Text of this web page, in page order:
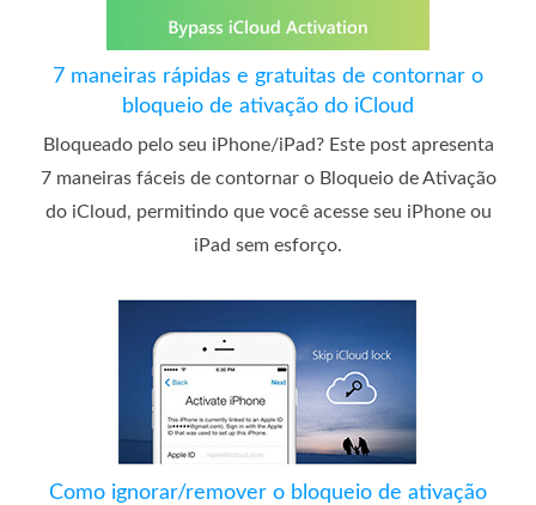
7 maneiras rápidas e gratuitas de contornar o
bloqueio de ativação do iCloud
Bloqueado pelo seu iPhone/iPad? Este post apresenta
7 maneiras fáceis de contornar o Bloqueio de Ativação
do iCloud, permitindo que você acesse seu iPhone ou
iPad sem esforço.
Como ignorar/remover o bloqueio de ativação